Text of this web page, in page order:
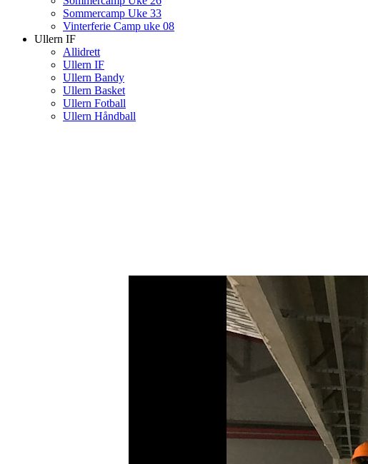
Sommercamp Uke 33
Vinterferie Camp uke 08
Ullern IF
Allidrett
Ullern IF
Ullern Bandy
Ullern Basket
Ullern Fotball
Ullern Håndball